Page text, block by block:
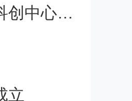
上海两会开幕，华东理工教授关注科创中心建设
立